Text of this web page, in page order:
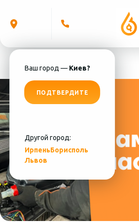
Ваш город — Киев?
ПОДТВЕРДИТЕ
Другой город:
ИрпеньБорисполь
Львов